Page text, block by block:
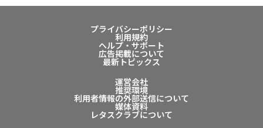
プライバシーポリシー
利用規約
ヘルプ・サポート
広告掲載について
最新トピックス
運営会社
推奨環境
利用者情報の外部送信について
媒体資料
レタスクラブについて